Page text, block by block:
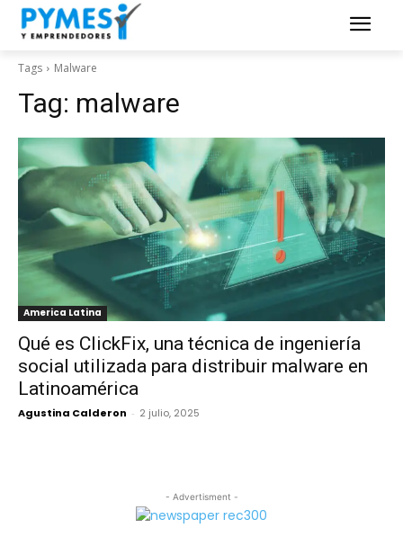
Tags Malware
Tag: malware
America Latina
Qué es ClickFix, una técnica de ingeniería
social utilizada para distribuir malware en
Latinoamérica
Agustina Calderon - 2 julio, 2025
- Advertisment -